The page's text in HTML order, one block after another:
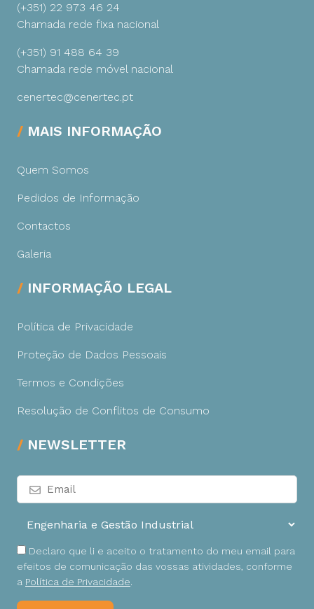
(+351) 22 973 46 24
Chamada rede fixa nacional
(+351) 91 488 64 39
Chamada rede móvel nacional
cenertec@cenertec.pt
MAIS INFORMAÇÃO
Quem Somos
Pedidos de Informação
Contactos
Galeria
INFORMAÇÃO LEGAL
Política de Privacidade
Proteção de Dados Pessoais
Termos e Condições
Resolução de Conflitos de Consumo
NEWSLETTER
Declaro que li e aceito o tratamento do meu email para
efeitos de comunicação das vossas atividades, conforme
a Política de Privacidade.